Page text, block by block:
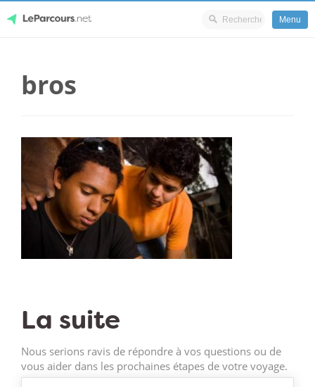
content
Menu
bros
La suite
Nous serions ravis de répondre à vos questions ou de
vous aider dans les prochaines étapes de votre voyage.